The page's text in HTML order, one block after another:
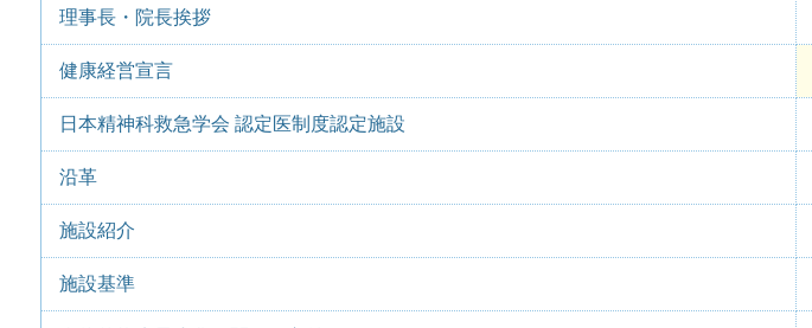
理事長・院長挨拶
健康経営宣言
日本精神科救急学会 認定医制度認定施設
沿革
施設紹介
施設基準